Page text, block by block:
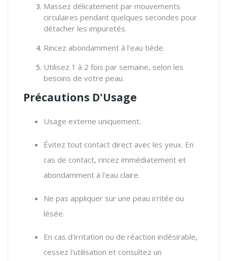
Massez délicatement par mouvements
circulaires pendant quelques secondes pour
détacher les impuretés.
Rincez abondamment à l'eau tiède.
Utilisez 1 à 2 fois par semaine, selon les
besoins de votre peau.
Précautions D'Usage
Usage externe uniquement.
Évitez tout contact direct avec les yeux. En
cas de contact, rincez immédiatement et
abondamment à l'eau claire.
Ne pas appliquer sur une peau irritée ou
lésée.
En cas d'irritation ou de réaction indésirable,
cessez l'utilisation et consultez un